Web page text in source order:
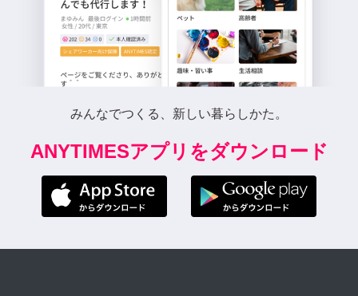
みんなでつくる、新しい暮らしかた。
ANYTIMESアプリをダウンロード